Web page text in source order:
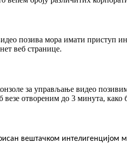
идео позива мора имати приступ ин
нет веб странице.
онзоле за управљање видео позиви
везе отвореним до 3 минута, како